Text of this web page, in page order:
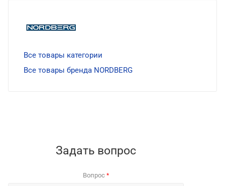
Все товары категории
Все товары бренда NORDBERG
Задать вопрос
Вопрос *